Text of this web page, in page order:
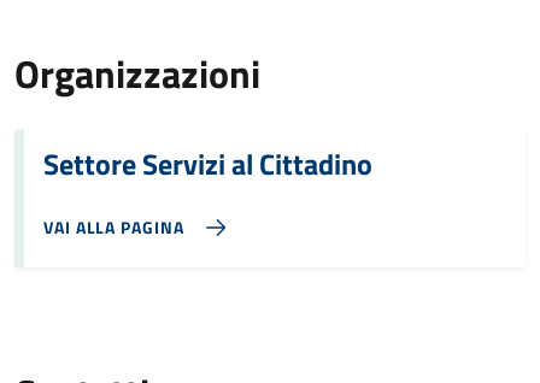
Organizzazioni
Settore Servizi al Cittadino
VAI ALLA PAGINA